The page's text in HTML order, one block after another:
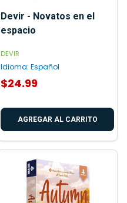
Devir - Novatos en el
espacio
DEVIR
Idioma: Español
$24.99
AGREGAR AL CARRITO